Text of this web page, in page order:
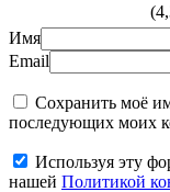
Имя
Email
Сохранить моё
последующих моих
Используя эту
нашей Политикой